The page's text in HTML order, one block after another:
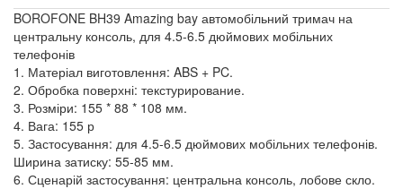
BOROFONE BH39 Amazing bay автомобільний тримач на
центральну консоль, для 4.5-6.5 дюймових мобільних
телефонів
1. Матеріал виготовлення: ABS + PC.
2. Обробка поверхні: текстурирование.
3. Розміри: 155 * 88 * 108 мм.
4. Вага: 155 р
5. Застосування: для 4.5-6.5 дюймових мобільних телефонів.
Ширина затиску: 55-85 мм.
6. Сценарій застосування: центральна консоль, лобове скло.